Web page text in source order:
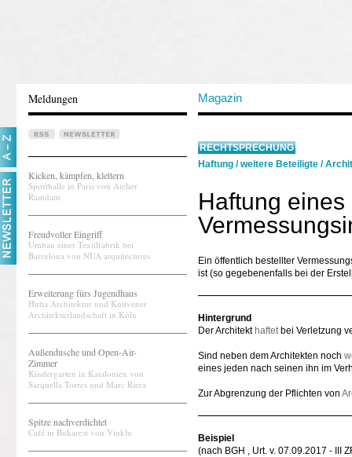
Meldungen Magazin
Kicken, kämpfen, klettern
Sporthalle in Paris von Atelier
Ramdam
Freudvoller Eingriff
Umbau einer Textilfabrik bei
Barcelona von NUA arquitectures
Erweiterung fürs Jugendhaus
Hutta Architektur und Knüvener
Architekturlandschaft in Köln
Außendusche und Open-Air-
Zimmer
Kindergarten in Katalonien von
Sarquella Torres und Marc Riera
Spitze nachverdichtet
Café in Bukarest von Vinklu
RECHTSPRECHUNG
Haftung /weitere Beteiligte /
Haftung
Ein öffentlich bestellter
ist (so gegebenenfalls bei der
Hintergrund
Der Architekt haftetbei Verletzung
Sind neben dem Architekten noch
eines jeden nach seinen ihn im
Zur Abgrenzung der Pflichten von
Beispiel
(nach BGH , Urt. v. 07.09.2017 - III